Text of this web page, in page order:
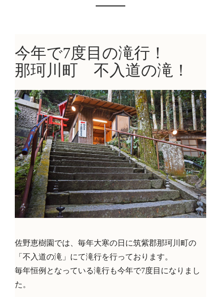
今年で7度目の滝行！
那珂川町 不入道の滝！
佐野恵樹園では、毎年大寒の日に筑紫郡那珂川町の
「不入道の滝」にて滝行を行っております。
毎年恒例となっている滝行も今年で7度目になりまし
た。